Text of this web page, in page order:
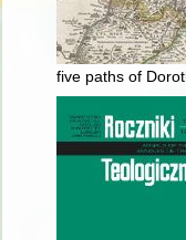
five paths of